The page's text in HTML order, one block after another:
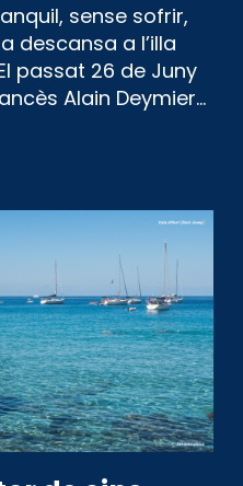
sense sofrir,
descansa a l’illa
passat 26 de Juny
Alain Deymier…